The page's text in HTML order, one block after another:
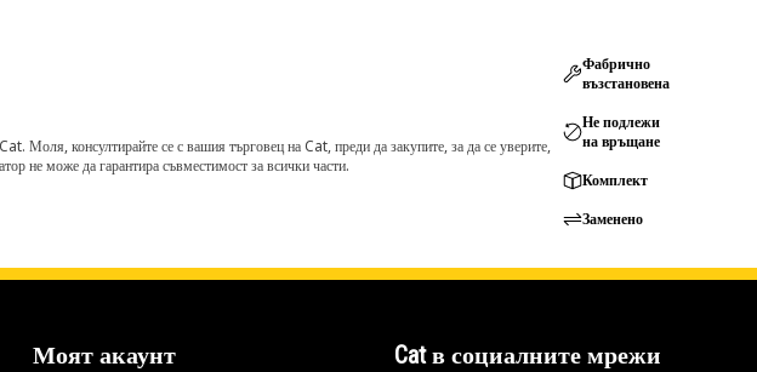
Моля, консултирайте се с вашия търговец на Cat, преди да закупите, за да се уверите,
не може да гарантира съвместимост за всички части.
Фабрично
възстановена
Не подлежи
на връщане
Комплект
Заменено
Моят акаунт Cat в социалните мрежи